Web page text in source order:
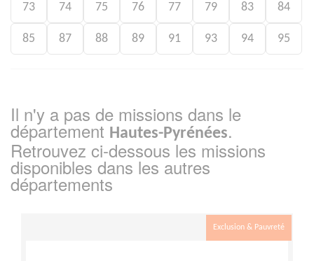
73 74 75 76 77 79 83 84
85 87 88 89 91 93 94 95
Il n'y a pas de missions dans le
département Hautes-Pyrénées.
Retrouvez ci-dessous les missions
disponibles dans les autres
départements
Exclusion & Pauvreté